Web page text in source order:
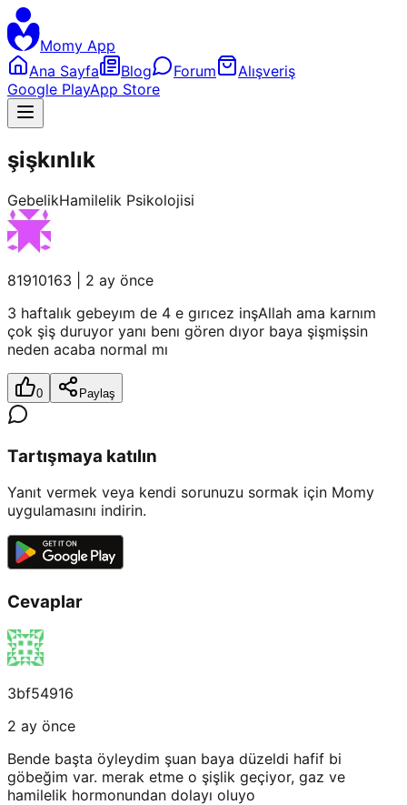
Momy App
Ana Sayfa
Blog Forum
Alışveriş
Google PlayApp Store
şişkınlık
GebelikHamilelik Psikolojisi
81910163
2 ay önce
3 haftalık gebeyım de 4 e gırıcez inşAllah ama karnım
çok şiş duruyor yanı benı gören dıyor baya şişmişsin
neden acaba normal mı
0 Paylaş
Tartışmaya katılın
Yanıt vermek veya kendi sorunuzu sormak için Momy
uygulamasını indirin.
Cevaplar
3bf54916
2 ay önce
Bende başta öyleydim şuan baya düzeldi hafif bi
göbeğim var. merak etme o şişlik geçiyor, gaz ve
hamilelik hormonundan dolayı oluyo